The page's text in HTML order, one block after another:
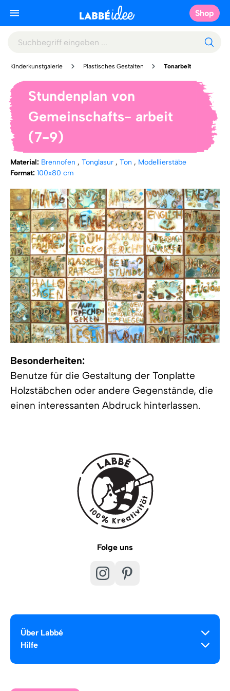
Shop
Kinderkunstgalerie Plastisches Gestalten Tonarbeit
Stundenplan von
Gemeinschafts- arbeit
(7-9)
Material: Brennofen , Tonglasur , Ton , Modellierstäbe
Format: 100x80 cm
Besonderheiten:
Benutze für die Gestaltung der Tonplatte
Holzstäbchen oder andere Gegenstände, die
einen interessanten Abdruck hinterlassen.
Folge uns
Über Labbé
Hilfe